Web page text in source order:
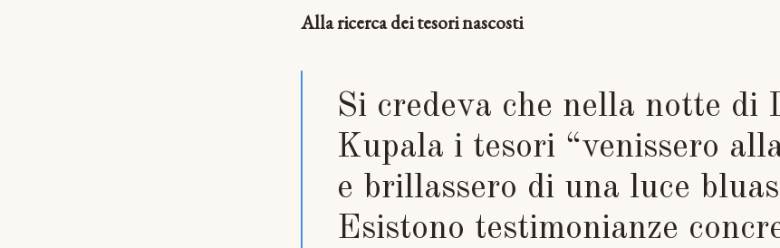
Alla ricerca dei tesori nascosti
Si credeva che nella notte di
Kupala i tesori “venissero
e brillassero di una luce
Esistono testimonianze